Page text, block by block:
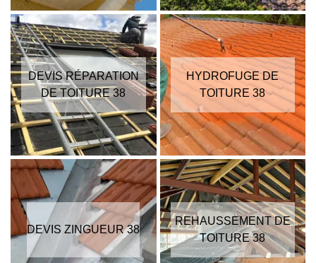
DEVIS RÉPARATION
DE TOITURE 38
HYDROFUGE DE
TOITURE 38
DEVIS ZINGUEUR 38
REHAUSSEMENT DE
TOITURE 38